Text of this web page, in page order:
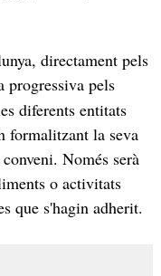
directament pels
progressiva pels
diferents entitats
formalitzant la seva
Només serà
o activitats
que s'hagin adherit.